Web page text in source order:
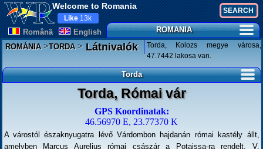
Welcome to Romania
Românã English
Like 13k
ROMANIA
ROMÁNIA>TORDA>Látnivalók
Torda, Kolozs megye városa,
47.7442 lakosa van.
Torda
Torda, Római vár
GPS Koordinatak:
46.56970 E, 23.77370 K
A várostól északnyugatra lévő Várdombon hajdanán római kastély állt,
amelyben Marcus Aurelius római császár a Potaissa-ra rendelt, V.